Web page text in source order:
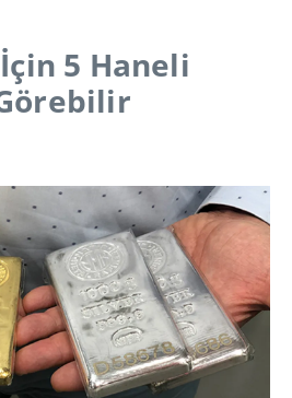
5 Haneli